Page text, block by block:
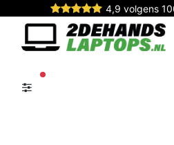
4,9 volgens
actieve filters